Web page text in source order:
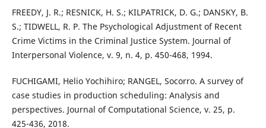
FREEDY, J. R.; RESNICK, H. S.; KILPATRICK, D. G.; DANSKY, B.
S.; TIDWELL, R. P. The Psychological Adjustment of Recent
Crime Victims in the Criminal Justice System. Journal of
Interpersonal Violence, v. 9, n. 4, p. 450-468, 1994.
FUCHIGAMI, Helio Yochihiro; RANGEL, Socorro. A survey of
case studies in production scheduling: Analysis and
perspectives. Journal of Computational Science, v. 25, p.
425-436, 2018.